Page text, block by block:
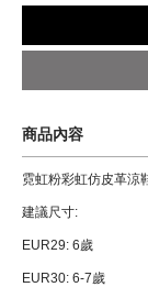
商品內容
霓虹粉彩虹仿皮革涼
建議尺寸:
EUR29: 6歲
EUR30: 6-7歲